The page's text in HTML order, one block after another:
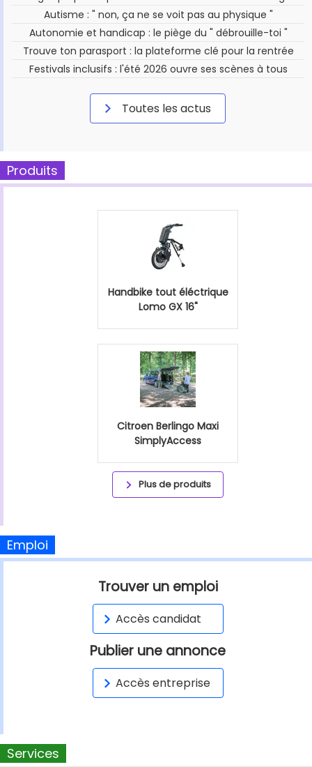
Autisme : " non, ça ne se voit pas au physique "
Autonomie et handicap : le piège du " débrouille-toi "
Trouve ton parasport : la plateforme clé pour la rentrée
Festivals inclusifs : l'été 2026 ouvre ses scènes à tous
Toutes les actus
Produits
Handbike tout éléctrique
Lomo GX 16"
Citroen Berlingo Maxi
SimplyAccess
Plus de produits
Emploi
Trouver un emploi
Accès candidat
Publier une annonce
Accès entreprise
Services